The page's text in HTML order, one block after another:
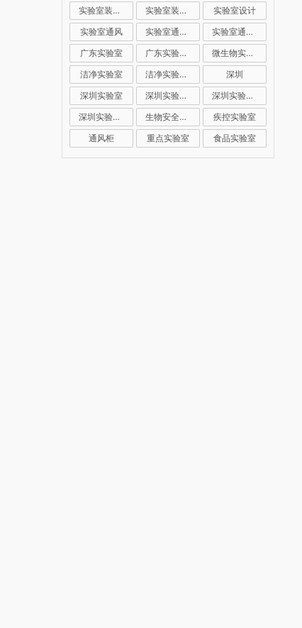
实验室装修公司
实验室装修设计
实验室设计
实验室通风
实验室通风系统
实验室通风设计
广东实验室
广东实验室装修
微生物实验室
洁净实验室
洁净实验室设计
深圳
深圳实验室
深圳实验室建设
深圳实验室装修
深圳实验室设计
生物安全实验室
疾控实验室
通风柜
重点实验室 食品实验室